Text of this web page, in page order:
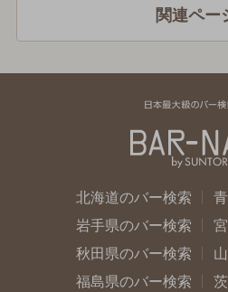
関連ペー
北海道のバー検索
岩手県のバー検索
秋田県のバー検索
福島県のバー検索